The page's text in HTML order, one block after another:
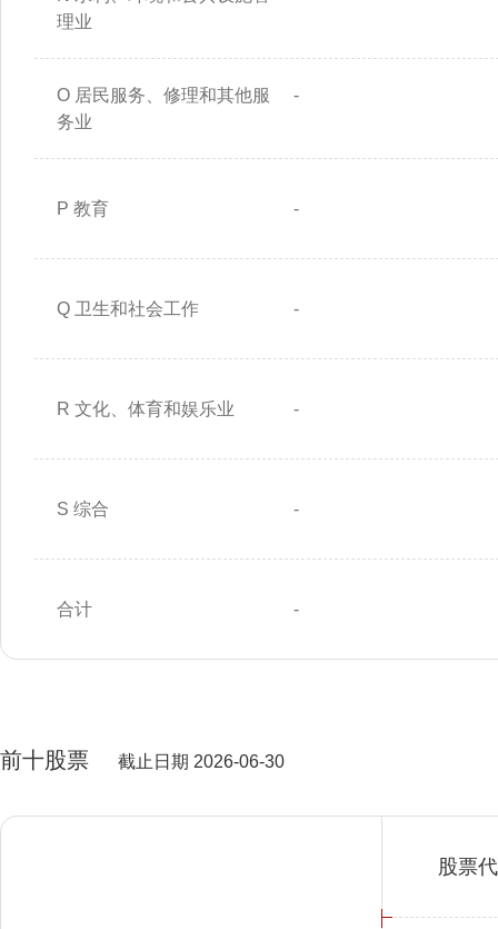
理业
O 居民服务、修理和其他服
务业
-
P 教育 -
Q 卫生和社会工作 -
R 文化、体育和娱乐业 -
S 综合 -
合计 -
前十股票 截止日期 2026-06-30
股票